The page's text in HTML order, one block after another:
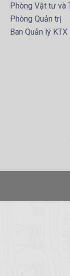
Phòng Vật tư và
Phòng Quản trị
Ban Quản lý KTX